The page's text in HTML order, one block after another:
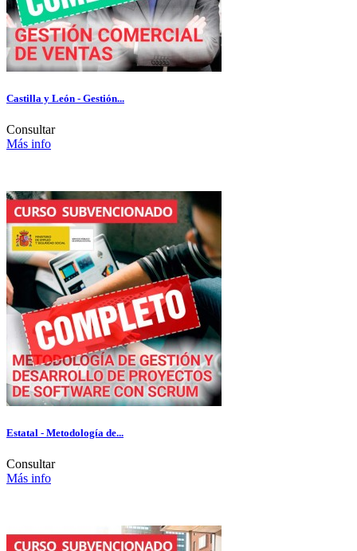
Castilla y León - Gestión...
Consultar
Más info
Estatal - Metodología de...
Consultar
Más info